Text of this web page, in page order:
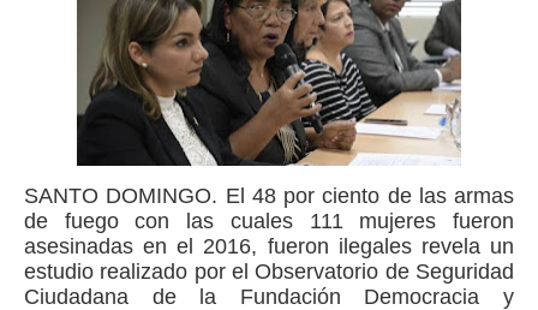
SANTO DOMINGO. El 48 por ciento de las armas
de fuego con las cuales 111 mujeres fueron
asesinadas en el 2016, fueron ilegales revela un
estudio realizado por el Observatorio de Seguridad
Ciudadana de la Fundación Democracia y